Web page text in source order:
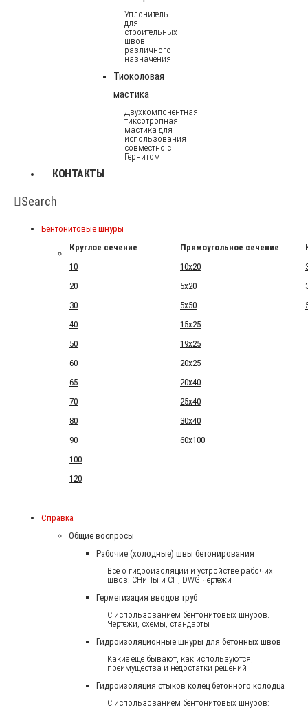
Уплонитель
для
строительных
швов
различного
назначения
Тиоколовая
мастика
Двухкомпонентная
тиксотропная
мастика для
использования
совместно с
Гернитом
КОНТАКТЫ
Search
Бентонитовые шнуры
Круглое сечение
Прямоугольное сечение
10
10x20
20
5x20
30
5x50
40
15x25
50
19x25
60
20x25
65
20x40
70
25x40
80
30x40
90
60x100
100
120
Справка
Общие воспросы
Рабочие (холодные) швы бетонирования
Всё о гидроизоляции и устройстве рабочих
швов: СНиПы и СП, DWG чертежи
Герметизация вводов труб
С использованием бентонитовых шнуров.
Чертежи, схемы, стандарты
Гидроизоляционные шнуры для бетонных швов
Какие ещё бывают, как используются,
преимущества и недостатки решений
Гидроизоляция стыков колец бетонного колодца
С использованием бентонитовых шнуров: